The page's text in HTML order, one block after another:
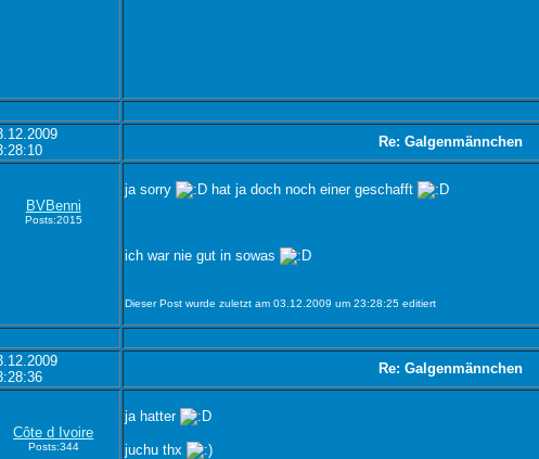
Re: Galgenmännchen
BVBenni
Posts:2015
ja sorry hat ja doch noch einer geschafft
ich war nie gut in sowas
Dieser Post wurde zuletzt am 03.12.2009 um 23:28:25 editiert
Re: Galgenmännchen
Côte d Ivoire
Posts:344
ja hatter
juchu thx